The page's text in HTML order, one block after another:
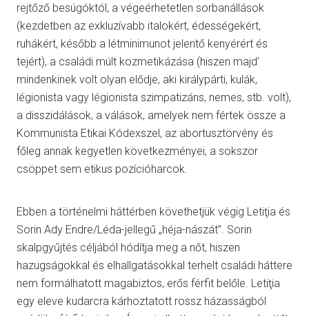
rejtőző besúgóktól, a végeérhetetlen sorbanállások
(kezdetben az exkluzívabb italokért, édességekért,
ruhákért, később a létminimunot jelentő kenyérért és
tejért), a családi múlt kozmetikázása (hiszen majd’
mindenkinek volt olyan elődje, aki királypárti, kulák,
légionista vagy légionista szimpatizáns, nemes, stb. volt),
a disszidálások, a válások, amelyek nem fértek össze a
Kommunista Etikai Kódexszel, az abortusztörvény és
főleg annak kegyetlen következményei, a sokszor
csöppet sem etikus pozícióharcok.
Ebben a történelmi háttérben követhetjük végig Letiţia és
Sorin Ady Endre/Léda-jellegű „héja-nászát”. Sorin
skalpgyűjtés céljából hódítja meg a nőt, hiszen
hazugságokkal és elhallgatásokkal terhelt családi háttere
nem formálhatott magabiztos, erős férfit belőle. Letiţia
egy eleve kudarcra kárhoztatott rossz házasságból